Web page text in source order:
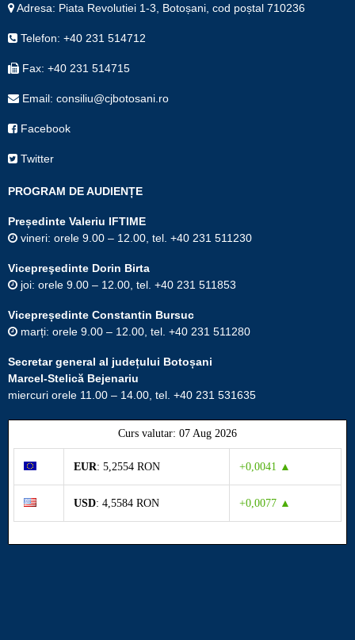
Adresa: Piata Revolutiei 1-3, Botoșani, cod poștal 710236
Telefon: +40 231 514712
Fax: +40 231 514715
Email: consiliu@cjbotosani.ro
Facebook
Twitter
PROGRAM DE AUDIENȚE
Președinte Valeriu IFTIME
vineri: orele 9.00 – 12.00, tel. +40 231 511230
Vicepreşedinte Dorin Birta
joi: orele 9.00 – 12.00, tel. +40 231 511853
Vicepreședinte Constantin Bursuc
marți: orele 9.00 – 12.00, tel. +40 231 511280
Secretar general al județului Botoșani
Marcel-Stelică Bejenariu
miercuri orele 11.00 – 14.00, tel. +40 231 531635
Curs valutar: 07 Aug 2026
EUR: 5,2554 RON +0,0041 ▲
USD: 4,5584 RON +0,0077 ▲